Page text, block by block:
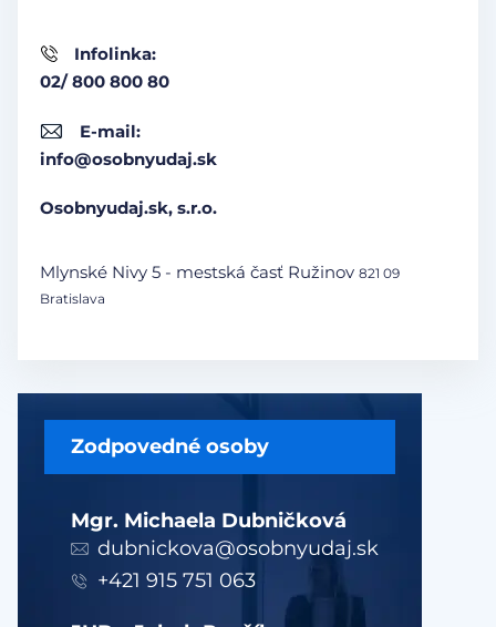
Zodpovedné osoby
Mgr. Michaela Dubničková
dubnickova@osobnyudaj.sk
+421 915 751 063
Infolinka:
02/ 800 800 80
E-mail:
info@osobnyudaj.sk
Osobnyudaj.sk, s.r.o.
Mlynské Nivy 5 - mestská časť Ružinov 821 09
Bratislava